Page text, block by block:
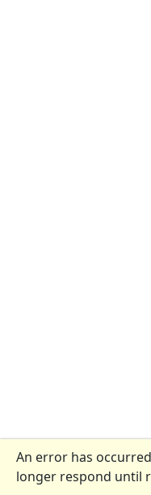
An error has
longer respond until